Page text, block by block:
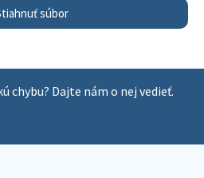
súbor
chybu? Dajte nám o nej vedieť.